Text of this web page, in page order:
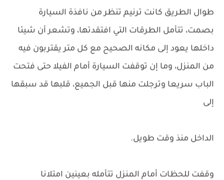
طوال الطريق كانت ترنيم تنظر من نافذة السيارة
بصمت، تتأمل الطرقات التي افتقدتها، وتشعر أن شيئا
داخلها يعود إلى مكانه الصحيح مع كل متر يقتربون فيه
من المنزل، وما إن توقفت السيارة أمام الفيلا حتى فتحت
الباب سريعا وترجلت منها قبل الجميع، قلبها قد سبقها
إلى
الداخل منذ وقت طويل.
وقفت للحظات أمام المنزل تتأمله بعينين امتلانا